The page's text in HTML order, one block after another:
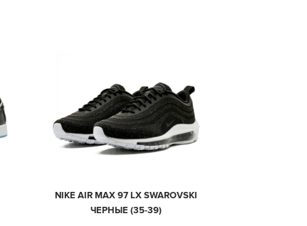
NIKE AIR MAX 97 LX SWAROVSKI
ЧЕРНЫЕ (35-39)